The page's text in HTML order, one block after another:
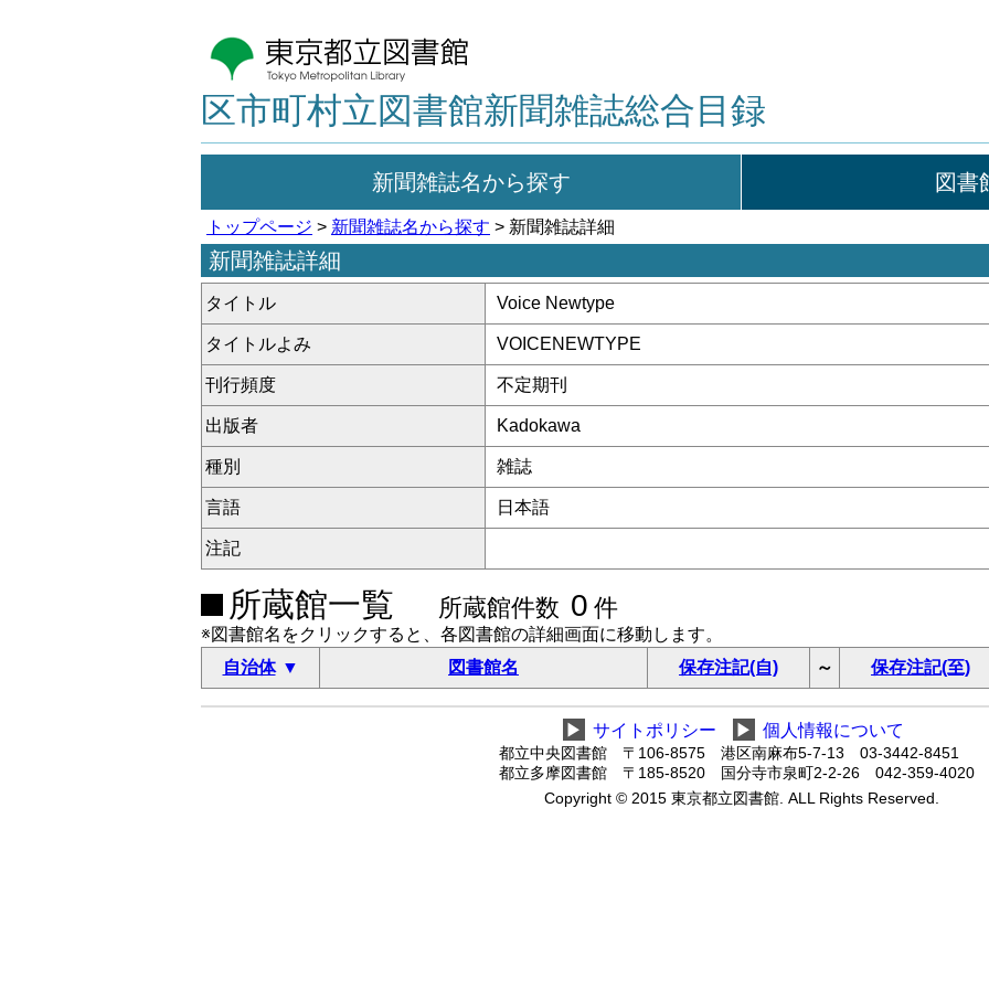
区市町村立図書館新聞雑誌総合目録
新聞雑誌名から探す 図書
トップページ > 新聞雑誌名から探す > 新聞雑誌詳細
新聞雑誌詳細
タイトル Voice Newtype
タイトルよみ VOICENEWTYPE
刊行頻度 不定期刊
出版者 Kadokawa
種別 雑誌
言語 日本語
注記
所蔵館一覧 所蔵館件数 0 件
※図書館名をクリックすると、各図書館の詳細画面に移動します。
自治体
図書館名 保存注記(自) ～ 保存注記(至)
▶ サイトポリシー ▶ 個人情報について
都立中央図書館 〒106-8575 港区南麻布5-7-13 03-3442-8451
都立多摩図書館 〒185-8520 国分寺市泉町2-2-26 042-359-4020
Copyright © 2015 東京都立図書館. ALL Rights Reserved.